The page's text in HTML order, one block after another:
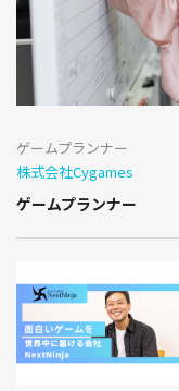
ゲームプランナー
株式会社Cygames
ゲームプランナー